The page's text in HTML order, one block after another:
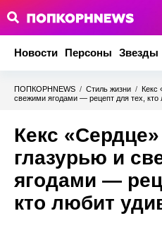
Новости Персоны Звезды
ПОПКОРНNEWS / Стиль жизни / Кекс
свежими ягодами — рецепт для тех, кто
Кекс
глазурью и
ягодами —
кто любит